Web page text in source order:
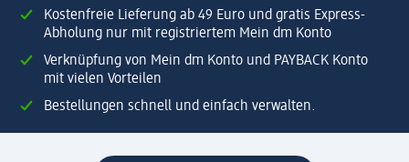
Kostenfreie Lieferung ab 49 Euro und gratis Express-
Abholung nur mit registriertem Mein dm Konto
Verknüpfung von Mein dm Konto und PAYBACK Konto
mit vielen Vorteilen
Bestellungen schnell und einfach verwalten.